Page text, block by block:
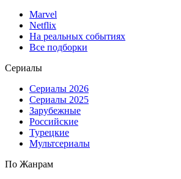
Marvel
Netflix
На реальных событиях
Все подборки
Сериалы
Сериалы 2026
Сериалы 2025
Зарубежные
Российские
Турецкие
Мультсериалы
По Жанрам